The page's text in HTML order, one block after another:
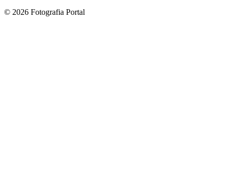
© 2026 Fotografia Portal